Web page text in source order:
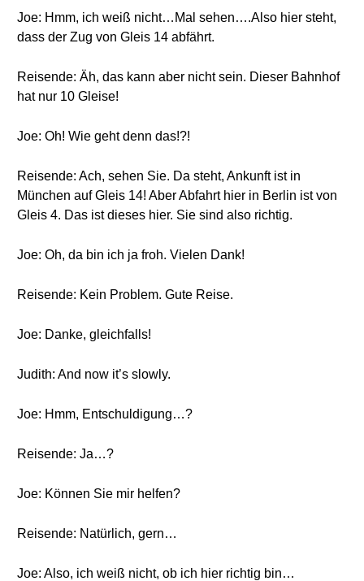
Joe: Hmm, ich weiß nicht…Mal sehen….Also hier steht,
dass der Zug von Gleis 14 abfährt.
Reisende: Äh, das kann aber nicht sein. Dieser Bahnhof
hat nur 10 Gleise!
Joe: Oh! Wie geht denn das!?!
Reisende: Ach, sehen Sie. Da steht, Ankunft ist in
München auf Gleis 14! Aber Abfahrt hier in Berlin ist von
Gleis 4. Das ist dieses hier. Sie sind also richtig.
Joe: Oh, da bin ich ja froh. Vielen Dank!
Reisende: Kein Problem. Gute Reise.
Joe: Danke, gleichfalls!
Judith: And now it’s slowly.
Joe: Hmm, Entschuldigung…?
Reisende: Ja…?
Joe: Können Sie mir helfen?
Reisende: Natürlich, gern…
Joe: Also, ich weiß nicht, ob ich hier richtig bin…